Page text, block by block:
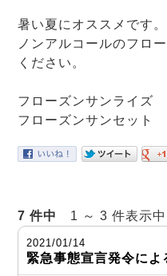
暑い夏にオススメです。
ノンアルコールのフロ
ください。
フローズンサンライズ
フローズンサンセット
7 件中 1 ～ 3 件表示中
2021/01/14
緊急事態宣言発令に